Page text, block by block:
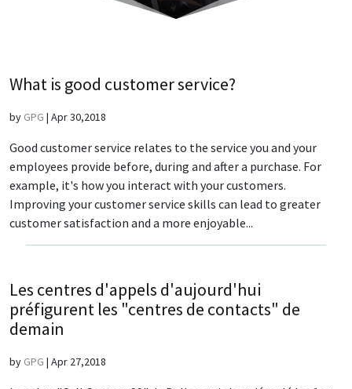
What is good customer service?
by GPG | Apr 30,2018
Good customer service relates to the service you and your
employees provide before, during and after a purchase. For
example, it's how you interact with your customers.
Improving your customer service skills can lead to greater
customer satisfaction and a more enjoyable...
Les centres d'appels d'aujourd'hui
préfigurent les "centres de contacts" de
demain
by GPG | Apr 27,2018